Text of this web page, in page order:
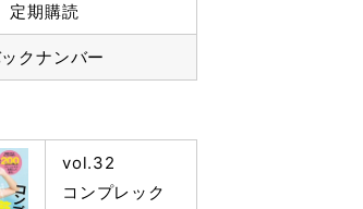
定期購読
クナンバー
vol.32
コンプレック